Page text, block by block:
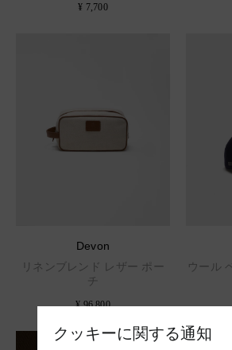
クッキーに関する通知
¥ 7,700
Devon
リネンブレンド レザー ポー
チ
¥ 96,800
ウール